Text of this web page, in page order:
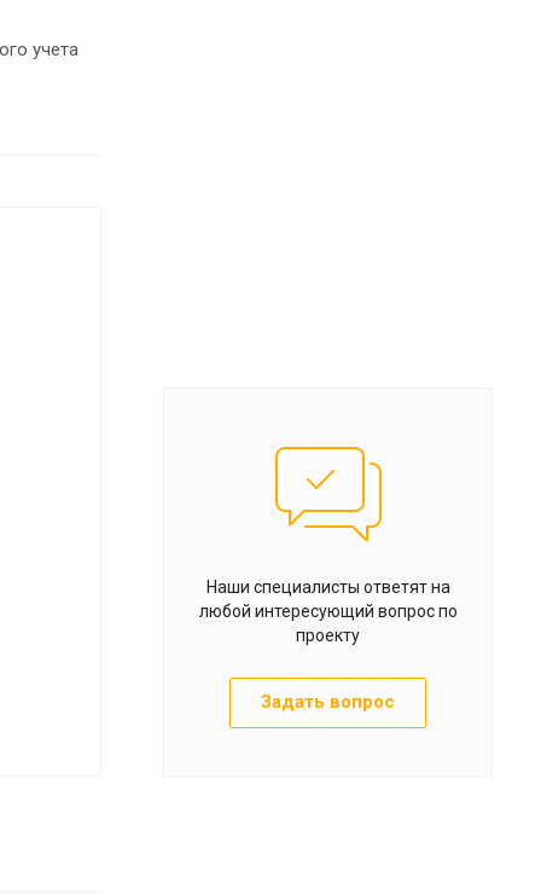
учета
Наши специалисты ответят на
любой интересующий вопрос по
проекту
Задать вопрос